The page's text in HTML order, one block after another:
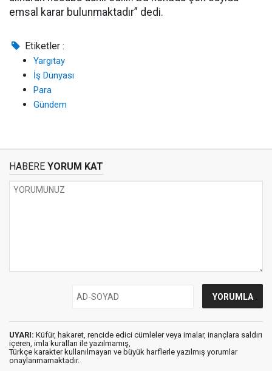
emsal karar bulunmaktadır” dedi.
Etiketler :
Yargıtay
İş Dünyası
Para
Gündem
HABERE YORUM KAT
UYARI: Küfür, hakaret, rencide edici cümleler veya imalar, inançlara saldırı
içeren, imla kuralları ile yazılmamış,
Türkçe karakter kullanılmayan ve büyük harflerle yazılmış yorumlar
onaylanmamaktadır.